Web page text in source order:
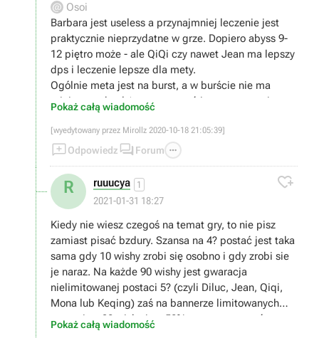
Osoi
Barbara jest useless a przynajmniej leczenie jest
praktycznie nieprzydatne w grze. Dopiero abyss 9-
12 piętro może - ale QiQi czy nawet Jean ma lepszy
dps i leczenie lepsze dla mety.
Ogólnie meta jest na burst, a w burście nie ma
miejsca na heal (sporo wyzwań jest na czas, nie na
wytrzymalość). Poza tym praktycznie 95% contentu
jest na tyle łatwe, ze heal jest po prostu zbędny
przez większość czasu.
To że na filmiku ktoś robi duży dps na ognistej elitce
to nic nie znaczy :).
Pokaż całą wiadomość
[wyedytowany przez Mirollz 2020-10-18 21:05:39]
Odpowiedz  Forum 
R ruuucya 1
2021-01-31 18:27

Kiedy nie wiesz czegoś na temat gry, to nie pisz
zamiast pisać bzdury. Szansa na 4? postać jest taka
sama gdy 10 wishy zrobi się osobno i gdy zrobi sie
je naraz. Na każde 90 wishy jest gwaracja
nielimitowanej postaci 5? (czyli Diluc, Jean, Qiqi,
Mona lub Keqing) zaś na bannerze limitowanych
postaci za 90 wishy jest 50% szans na postać
limitowaną i 50% na jedną z nielimitowanych. Na
Pokaż całą wiadomość